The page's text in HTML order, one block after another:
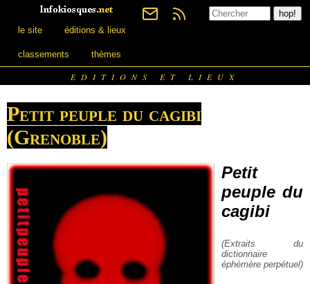
le site éditions & lieux
classements thèmes
EDITIONS ET LIEUX
Petit peuple du cagibi
(Grenoble)
Petit
peuple du
cagibi
(Extraits du
dictionnaire
éphémère perpétuel)